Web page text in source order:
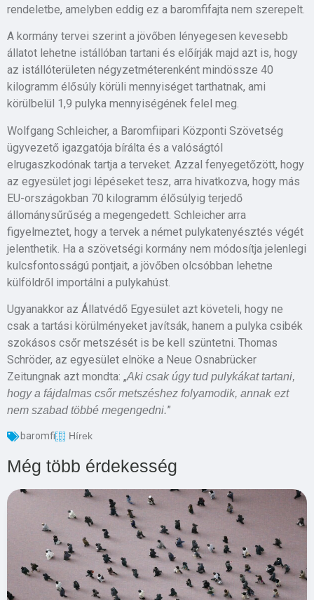
rendeletbe, amelyben eddig ez a baromfifajta nem szerepelt.
A kormány tervei szerint a jövőben lényegesen kevesebb
állatot lehetne istállóban tartani és előírják majd azt is, hogy
az istállóterületen négyzetméterenként mindössze 40
kilogramm élősúly körüli mennyiséget tarthatnak, ami
körülbelül 1,9 pulyka mennyiségének felel meg.
Wolfgang Schleicher, a Baromfiipari Központi Szövetség
ügyvezető igazgatója bírálta és a valóságtól
elrugaszkodónak tartja a terveket. Azzal fenyegetőzött, hogy
az egyesület jogi lépéseket tesz, arra hivatkozva, hogy más
EU-országokban 70 kilogramm élősúlyig terjedő
állománysűrűség a megengedett. Schleicher arra
figyelmeztet, hogy a tervek a német pulykatenyésztés végét
jelenthetik. Ha a szövetségi kormány nem módosítja jelenlegi
kulcsfontosságú pontjait, a jövőben olcsóbban lehetne
külföldről importálni a pulykahúst.
Ugyanakkor az Állatvédő Egyesület azt követeli, hogy ne
csak a tartási körülményeket javítsák, hanem a pulyka csibék
szokásos csőr metszését is be kell szüntetni. Thomas
Schröder, az egyesület elnöke a Neue Osnabrücker
Zeitungnak azt mondta: „Aki csak úgy tud pulykákat tartani,
hogy a fájdalmas csőr metszéshez folyamodik, annak ezt
nem szabad többé megengedni.”
baromfi Hírek
Még több érdekesség